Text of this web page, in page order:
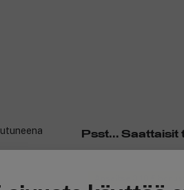
Psst... Saattaisit